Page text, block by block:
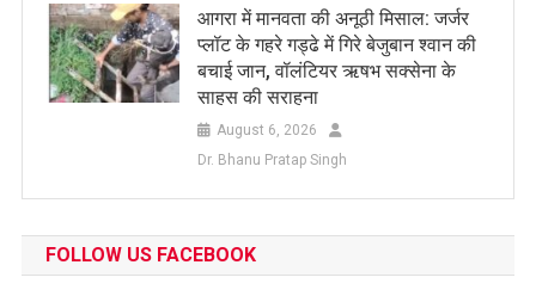
आगरा में मानवता की अनूठी मिसाल: जर्जर
प्लॉट के गहरे गड्ढे में गिरे बेजुबान श्वान की
बचाई जान, वॉलंटियर ऋषभ सक्सेना के
साहस की सराहना
August 6, 2026
Dr. Bhanu Pratap Singh
FOLLOW US FACEBOOK